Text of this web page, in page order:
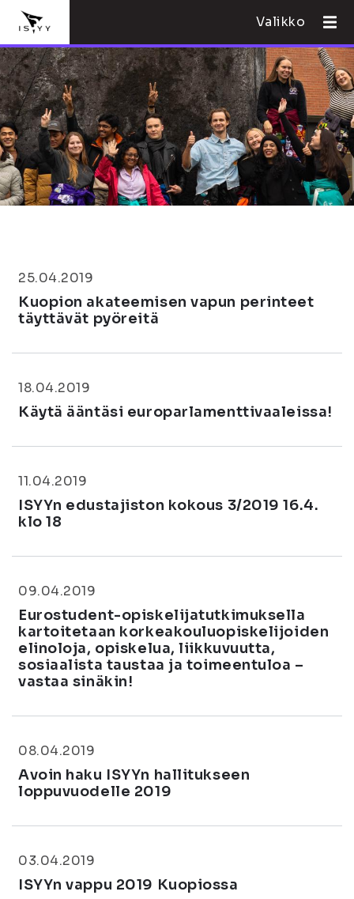
Valikko
25.04.2019
Kuopion akateemisen vapun perinteet
täyttävät pyöreitä
18.04.2019
Käytä ääntäsi europarlamenttivaaleissa!
11.04.2019
ISYYn edustajiston kokous 3/2019 16.4.
klo 18
09.04.2019
Eurostudent-opiskelijatutkimuksella
kartoitetaan korkeakouluopiskelijoiden
elinoloja, opiskelua, liikkuvuutta,
sosiaalista taustaa ja toimeentuloa –
vastaa sinäkin!
08.04.2019
Avoin haku ISYYn hallitukseen
loppuvuodelle 2019
03.04.2019
ISYYn vappu 2019 Kuopiossa